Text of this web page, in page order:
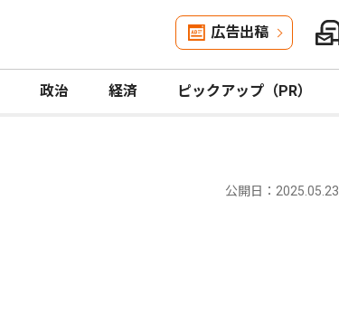
広告出稿
政治 経済 ピックアップ（PR）
公開日：2025.05.23